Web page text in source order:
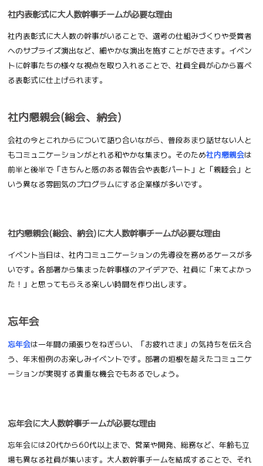
社内表彰式に大人数幹事チームが必要な理由
社内表彰式に大人数の幹事がいることで、選考の仕組みづくりや受賞者
へのサプライズ演出など、細やかな演出を施すことができます。イベン
トに幹事たちの様々な視点を取り入れることで、社員全員が心から喜べ
る表彰式に仕上げられます。
社内懇親会(総会、納会)
会社の今とこれからについて語り合いながら、普段あまり話せない人と
もコミュニケーションがとれる和やかな集まり。そのため社内懇親会は
前半と後半で「きちんと感のある報告会や表彰パート」と「親睦会」と
いう異なる雰囲気のプログラムにする企業様が多いです。
社内懇親会(総会、納会)に大人数幹事チームが必要な理由
イベント当日は、社内コミュニケーションの先導役を務めるケースが多
いです。各部署から集まった幹事様のアイデアで、社員に「来てよかっ
た！」と思ってもらえる楽しい時間を作り出します。
忘年会
忘年会は一年間の頑張りをねぎらい、「お疲れさま」の気持ちを伝え合
う、年末恒例のお楽しみイベントです。部署の垣根を超えたコミュニケ
ーションが実現する貴重な機会でもあるでしょう。
忘年会に大人数幹事チームが必要な理由
忘年会には20代から60代以上まで、営業や開発、総務など、年齢も立
場も異なる社員が集います。大人数幹事チームを結成することで、それ